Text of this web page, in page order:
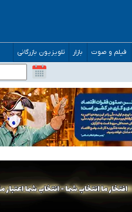
فیلم و صوت بازار تلویزیون بازرگانی
تصمیم‌گیری می‌شود